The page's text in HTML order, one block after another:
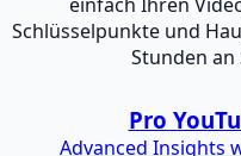
Schlüsselpunkte und
Stunden an
Pro
Advanced Insights